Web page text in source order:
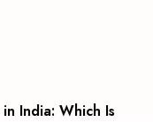
India: Which Is